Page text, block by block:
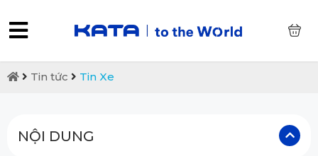
Tin tức Tin Xe
NỘI DUNG